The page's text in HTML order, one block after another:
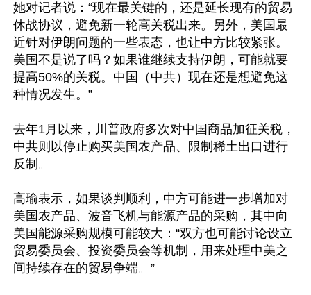
她对记者说：“现在最关键的，还是延长现有的贸易
休战协议，避免新一轮高关税出来。另外，美国最
近针对伊朗问题的一些表态，也让中方比较紧张。
美国不是说了吗？如果谁继续支持伊朗，可能就要
提高50%的关税。中国（中共）现在还是想避免这
种情况发生。”
去年1月以来，川普政府多次对中国商品加征关税，
中共则以停止购买美国农产品、限制稀土出口进行
反制。
高瑜表示，如果谈判顺利，中方可能进一步增加对
美国农产品、波音飞机与能源产品的采购，其中向
美国能源采购规模可能较大：“双方也可能讨论设立
贸易委员会、投资委员会等机制，用来处理中美之
间持续存在的贸易争端。”